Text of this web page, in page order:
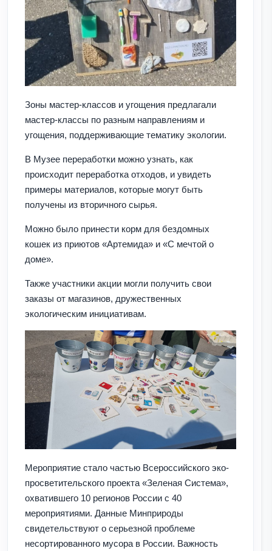
Зоны мастер-классов и угощения предлагали
мастер-классы по разным направлениям и
угощения, поддерживающие тематику экологии.
В Музее переработки можно узнать, как
происходит переработка отходов, и увидеть
примеры материалов, которые могут быть
получены из вторичного сырья.
Можно было принести корм для бездомных
кошек из приютов «Артемида» и «С мечтой о
доме».
Также участники акции могли получить свои
заказы от магазинов, дружественных
экологическим инициативам.
Мероприятие стало частью Всероссийского эко-
просветительского проекта «Зеленая Система»,
охватившего 10 регионов России с 40
мероприятиями. Данные Минприроды
свидетельствуют о серьезной проблеме
несортированного мусора в России. Важность